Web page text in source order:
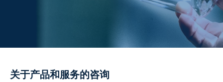
关于产品和服务的咨询